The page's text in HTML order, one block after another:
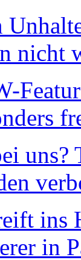
nicht
uns?
ins
in